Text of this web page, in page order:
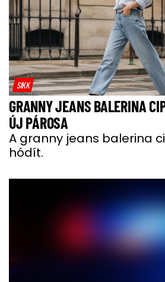
SIKK
GRANNY JEANS BALERINA
ÚJ PÁROSA
A granny jeans balerina
hódít.